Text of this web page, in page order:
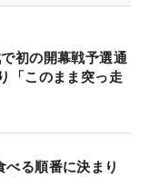
初の開幕戦予選通
「このまま突っ走
べる順番に決まり